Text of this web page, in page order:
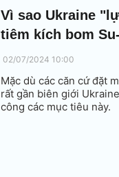
Vì sao Ukraine
tiêm kích bom
02/07/2024 10:00
Mặc dù các căn cứ đặt
rất gần biên giới
công các mục tiêu này.